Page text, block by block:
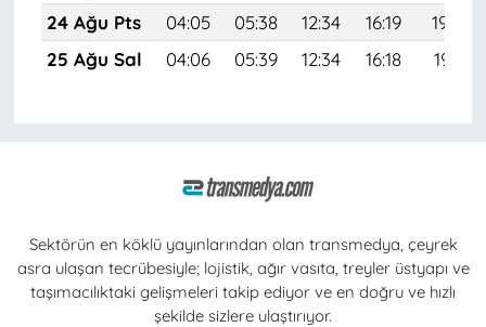
24 Ağu Pts
04:05 05:38 12:34 16:19
19:20
25 Ağu Sal
04:06 05:39 12:34 16:18 19:18
Sektörün en köklü yayınlarından olan transmedya, çeyrek
asra ulaşan tecrübesiyle; lojistik, ağır vasıta, treyler üstyapı ve
taşımacılıktaki gelişmeleri takip ediyor ve en doğru ve hızlı
şekilde sizlere ulaştırıyor.